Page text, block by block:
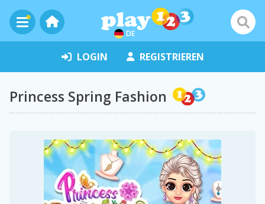
DE
LOGIN REGISTRIEREN
Princess Spring Fashion